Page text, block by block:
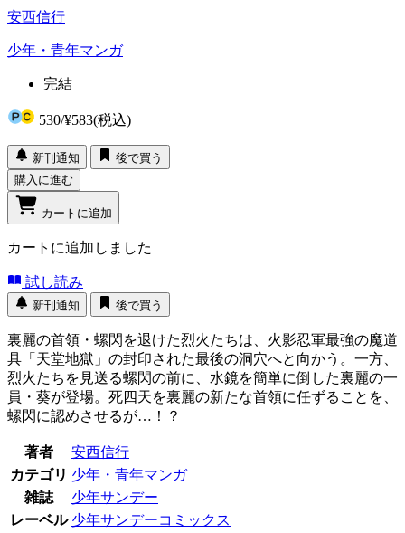
安西信行
少年・青年マンガ
完結
530/¥583(税込)
新刊通知
後で買う
購入に進む
カートに追加
カートに追加しました
試し読み
新刊通知 後で買う
裏麗の首領・螺閃を退けた烈火たちは、火影忍軍最強の魔道
具「天堂地獄」の封印された最後の洞穴へと向かう。一方、
烈火たちを見送る螺閃の前に、水鏡を簡単に倒した裏麗の一
員・葵が登場。死四天を裏麗の新たな首領に任ずることを、
螺閃に認めさせるが…！？
著者
安西信行
カテゴリ 少年・青年マンガ
雑誌
少年サンデー
レーベル 少年サンデーコミックス